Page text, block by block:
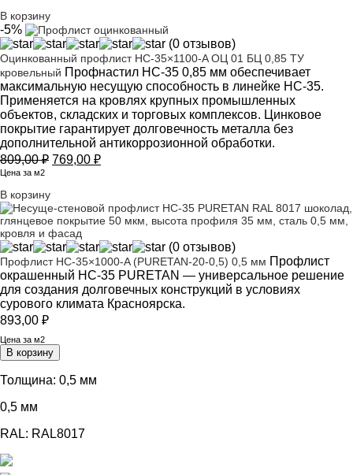
796,00 ₽.
В корзину
-5%
(0 отзывов)
Оцинкованный профлист НС-35×1100-A ОЦ 01 БЦ 0,85 ТУ
кровельный Профнастил НС-35 0,85 мм обеспечивает
максимальную несущую способность в линейке НС-35.
Применяется на кровлях крупных промышленных
объектов, складских и торговых комплексов. Цинковое
покрытие гарантирует долговечность металла без
дополнительной антикоррозионной обработки.
809,00₽ Первоначальная
809,00 ₽.
769,00 ₽Текущая
Цена за м2
В корзину
(0 отзывов)
Профлист НС-35×1000-A (PURETAN-20-0,5) 0,5 мм Профлист
окрашенный НС-35 PURETAN — универсальное решение
для создания долговечных конструкций в условиях
сурового климата Красноярска.
893,00 ₽
Цена за м2
В корзину
Толщина: 0,5 мм
0,5 мм
RAL: RAL8017